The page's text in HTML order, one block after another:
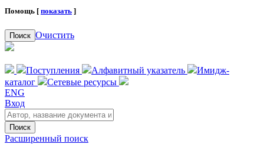
Помощь [ показать ]
Поиск Очистить
Поступления Алфавитный указатель
Имидж-
каталог
Сетевые ресурсы
ENG
Вход
Поиск
Расширенный поиск